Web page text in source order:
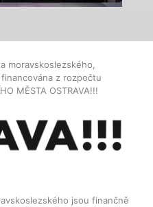
moravskoslezského,
z rozpočtu
MĚSTA OSTRAVA!!!
jsou finančně